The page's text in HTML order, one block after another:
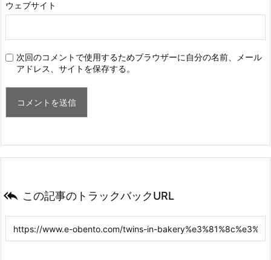
ウェブサイト
次回のコメントで使用するためブラウザーに自分の名前、メール
アドレス、サイトを保存する。
 この記事のトラックバックURL